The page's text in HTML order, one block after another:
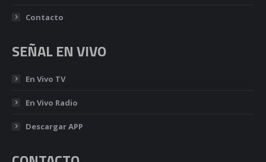
Contacto
SEÑAL EN VIVO
En Vivo TV
En Vivo Radio
Descargar APP